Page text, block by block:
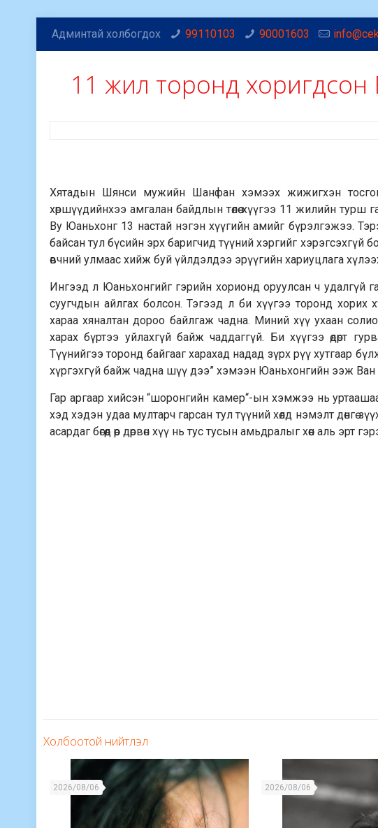
Админтай холбогдох 99110103 90001603
11 жил торонд
Хятадын Шянси мужийн Шанфан хэмээх жижигхэн
хөршүүдийнхээ амгалан байдлын төлөө хүүгээ 11 жилийн
Ву Юаньхонг 13 настай нэгэн хүүгийн амийг бүрэлгэжээ.
байсан тул бүсийн эрх баригчид түүний хэргийг хэрэгсэхгүй
өвчний улмаас хийж буй үйлдэлдээ эрүүгийн хариуцлага
Ингээд л Юаньхонгийг гэрийн хорионд оруулсан ч удалгүй
суугчдын айлгах болсон. Тэгээд л би хүүгээ торонд
хараа хяналтан дороо байлгаж чадна. Миний хүү ухаан
харах бүртээ уйлахгүй байж чаддаггүй. Би хүүгээ өдөрт
Түүнийгээ торонд байгааг харахад надад зүрх рүү хутгаар
хүргэхгүй байж чадна шүү дээ” хэмээн Юаньхонгийн ээж Ван
Гар аргаар хийсэн “шоронгийн камер“-ын хэмжээ нь уртаашаа
хэд хэдэн удаа мултарч гарсан тул түүний хөлд нэмэлт дөнгө
асардаг бөгөөд өөр дөрвөн хүү нь тус тусын амьдралыг хөөн аль эрт
Холбоотой нийтлэл
2026/08/06 2026/08/06